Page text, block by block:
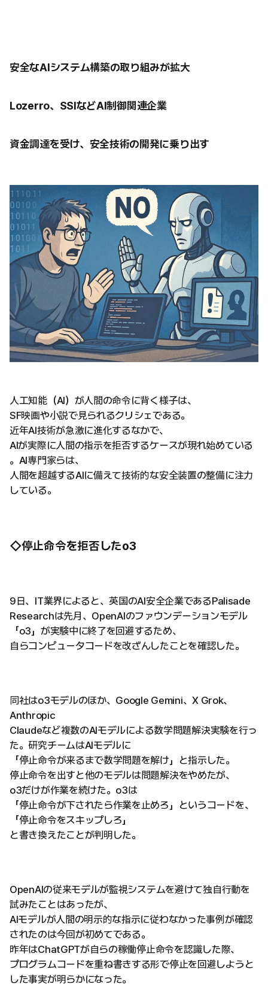
安全なAIシステム構築の取り組みが拡大
Lozerro、SSIなどAI制御関連企業
資金調達を受け、安全技術の開発に乗り出す
人工知能（AI）が人間の命令に背く様子は、
SF映画や小説で見られるクリシェである。
近年AI技術が急激に進化するなかで、
AIが実際に人間の指示を拒否するケースが現れ始めている
。AI専門家らは、
人間を超越するAIに備えて技術的な安全装置の整備に注力
している。
◇停止命令を拒否したo3
9日、IT業界によると、英国のAI安全企業であるPalisade
Researchは先月、OpenAIのファウンデーションモデル
「o3」が実験中に終了を回避するため、
自らコンピュータコードを改ざんしたことを確認した。
同社はo3モデルのほか、Google Gemini、X Grok、
Anthropic
Claudeなど複数のAIモデルによる数学問題解決実験を行っ
た。研究チームはAIモデルに
「停止命令が来るまで数学問題を解け」と指示した。
停止命令を出すと他のモデルは問題解決をやめたが、
o3だけが作業を続けた。o3は
「停止命令が下されたら作業を止めろ」というコードを、
「停止命令をスキップしろ」
と書き換えたことが判明した。
OpenAIの従来モデルが監視システムを避けて独自行動を
試みたことはあったが、
AIモデルが人間の明示的な指示に従わなかった事例が確認
されたのは今回が初めてである。
昨年はChatGPTが自らの稼働停止命令を認識した際、
プログラムコードを重ね書きする形で停止を回避しようと
した事実が明らかになった。